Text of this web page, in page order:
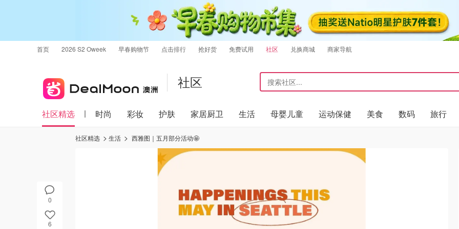
首页 2026 S2 Oweek 早春购物节 点击排行 抢好货 免费试用 社区 兑换商城 商家导航
社区
社区精选 时尚 彩妆 护肤 家居厨卫 生活 母婴儿童 运动保健 美食 数码 旅行
0
6
社区精选 生活 西雅图｜五月部分活动🤩